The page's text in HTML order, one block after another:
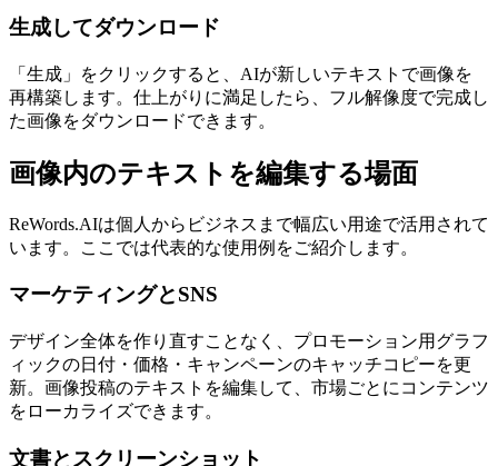
生成してダウンロード
「生成」をクリックすると、AIが新しいテキストで画像を
再構築します。仕上がりに満足したら、フル解像度で完成し
た画像をダウンロードできます。
画像内のテキストを編集する場面
ReWords.AIは個人からビジネスまで幅広い用途で活用されて
います。ここでは代表的な使用例をご紹介します。
マーケティングとSNS
デザイン全体を作り直すことなく、プロモーション用グラフ
ィックの日付・価格・キャンペーンのキャッチコピーを更
新。画像投稿のテキストを編集して、市場ごとにコンテンツ
をローカライズできます。
文書とスクリーンショット